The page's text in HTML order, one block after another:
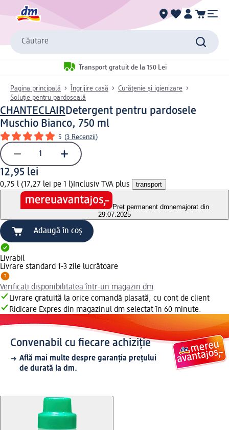
Căutare
Transport gratuit de la 150 Lei
Pagina principală Îngrijire casă
Curățenie și igienizare
Soluție pentru pardoseală
CHANTECLAIRDetergent pentru pardosele
Muschio Bianco, 750 ml
5 (3 Recenzii)
12,95 lei
0,75 l (17,27 lei pe 1 l) Inclusiv TVA plus transport
Preț permanent dmnemajorat din
29.07.2025
Adaugă în coș
Livrabil
Livrare standard 1-3 zile lucrătoare
Verificați disponibilitatea într-un magazin dm
Livrare gratuită la orice comandă plasată, cu cont de client
Ridicare Expres din magazinul dm selectat în 60 minute.
Convenabil cu fiecare achiziție
Află mai multe despre garanția prețului
de durată la dm.